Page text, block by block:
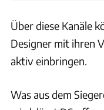
Über diese Kanäle
Designer mit ihren
aktiv einbringen.
Was aus dem